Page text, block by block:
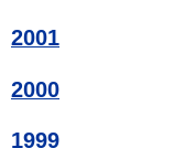
2001
2000
1999